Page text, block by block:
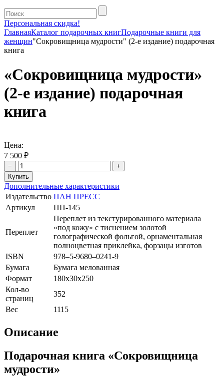
Персональная скидка!
ГлавнаяКаталог подарочных книгПодарочные книги для
женщин"Сокровищница мудрости" (2-е издание) подарочная
книга
«Сокровищница мудрости»
(2-е издание) подарочная
книга
Цена:
7 500 ₽
− +
Дополнительные характеристики
Издательство ПАН ПРЕСС
Артикул
ПП-145
Переплет
Переплет из текстурированного материала
«под кожу» с тиснением золотой
голографической фольгой, орнаментальная
полноцветная приклейка, форзацы изготов
ISBN
978–5-9680–0241-9
Бумага
Бумага мелованная
Формат
180х30х250
Кол-во
страниц
352
Вес
1115
Описание
Подарочная книга «Сокровищница
мудрости»